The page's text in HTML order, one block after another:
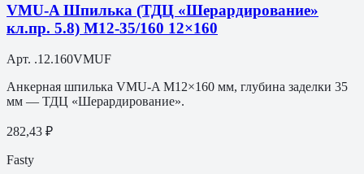
VMU-A Шпилька (ТДЦ «Шерардирование»
кл.пр. 5.8) M12-35/160 12×160
Арт. .12.160VMUF
Анкерная шпилька VMU-A M12×160 мм, глубина заделки 35
мм — ТДЦ «Шерардирование».
282,43 ₽
Fasty